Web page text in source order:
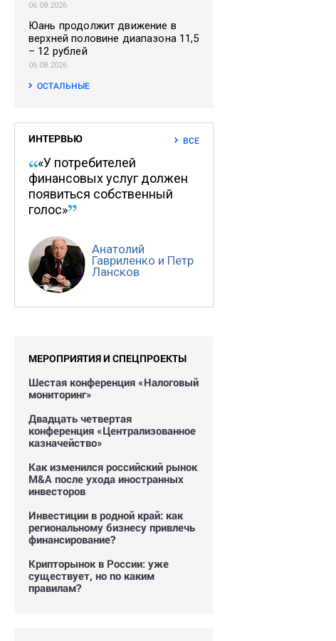
06.08.2026
Юань продолжит движение в
верхней половине диапазона 11,5
– 12 рублей
06.08.2026
ОСТАЛЬНЫЕ
ИНТЕРВЬЮ ВСЕ
«У потребителей
финансовых услуг должен
появиться собственный
голос»
Анатолий
Гавриленко и Петр
Лансков
МЕРОПРИЯТИЯ И СПЕЦПРОЕКТЫ
Шестая конференция «Налоговый
мониторинг»
Двадцать четвертая
конференция «Централизованное
казначейство»
Как изменился российский рынок
M&A после ухода иностранных
инвесторов
Инвестиции в родной край: как
региональному бизнесу привлечь
финансирование?
Крипторынок в России: уже
существует, но по каким
правилам?